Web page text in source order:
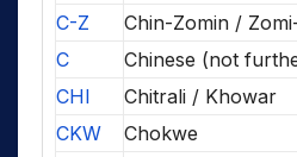
C-Z
Chin-Zomin /
C
Chinese (not
CHI
Chitrali / Khowar
CKW
Chokwe